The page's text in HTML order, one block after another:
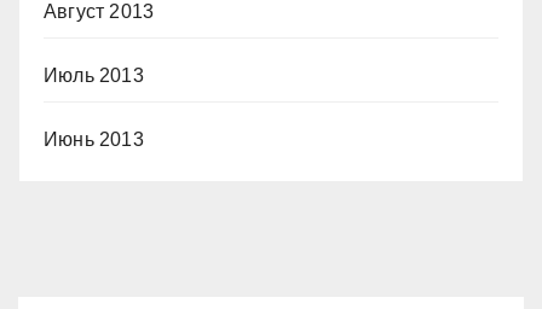
Август 2013
Июль 2013
Июнь 2013